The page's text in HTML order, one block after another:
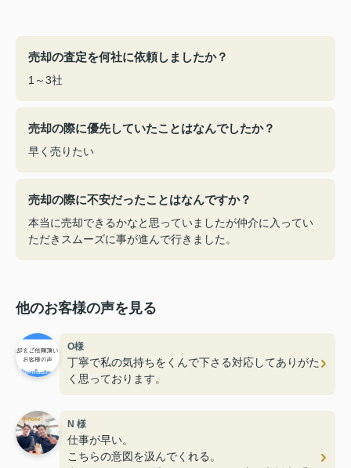
売却の査定を何社に依頼しましたか？
1～3社
売却の際に優先していたことはなんでしたか？
早く売りたい
売却の際に不安だったことはなんですか？
本当に売却できるかなと思っていましたが仲介に入ってい
ただきスムーズに事が進んで行きました。
他のお客様の声を見る
O様
丁寧で私の気持ちをくんで下さる対応してありがた
く思っております。
N 様
仕事が早い。
こちらの意図を汲んでくれる。